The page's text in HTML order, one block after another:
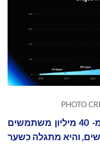
PHOTO
ל-Bitget Wallet כבר יש יותר מ- 40 מיליון משתמשים
של 100% תוך 6 חודשים, והיא מתגלה כשער